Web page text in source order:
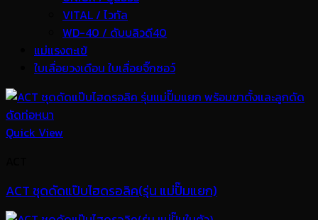
VITAL / ไวทัล
WD-40 / ดับบลิวดี40
แม่แรงตะเข้
ใบเลื่อยวงเดือน ใบเลื่อยจิ๊กซอว์
Quick View
ACT ชุดดัดแป๊บไฮดรอลิค(รุ่น แม่ปั๊มแยก)